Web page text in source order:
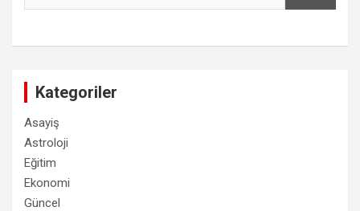
Kategoriler
Asayiş
Astroloji
Eğitim
Ekonomi
Güncel